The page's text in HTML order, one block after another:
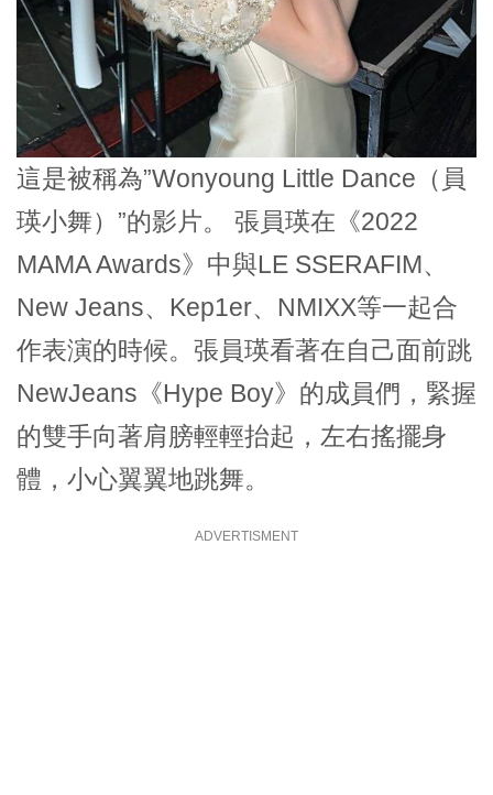
這是被稱為”Wonyoung Little Dance（員
瑛小舞）”的影片。 張員瑛在《2022
MAMA Awards》中與LE SSERAFIM、
New Jeans、Kep1er、NMIXX等一起合
作表演的時候。張員瑛看著在自己面前跳
NewJeans《Hype Boy》的成員們，緊握
的雙手向著肩膀輕輕抬起，左右搖擺身
體，小心翼翼地跳舞。
ADVERTISMENT